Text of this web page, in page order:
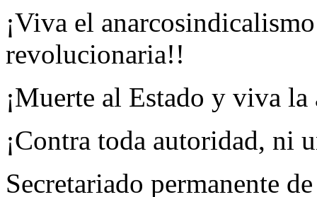
¡Viva el
revolucionaria!!
¡Muerte al Estado y viva la
¡Contra toda autoridad, ni
Secretariado permanente